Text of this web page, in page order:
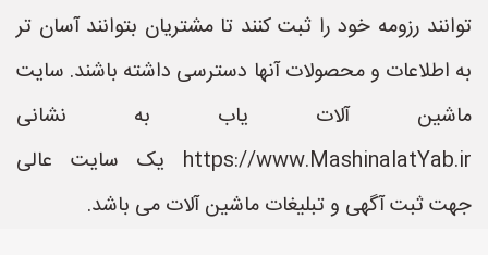
توانند رزومه خود را ثبت کنند تا مشتریان بتوانند آسان تر
به اطلاعات و محصولات آنها دسترسی داشته باشند. سایت
ماشین آلات یاب به نشانی
https://www.MashinalatYab.ir یک سایت عالی
جهت ثبت آگهی و تبلیغات ماشین آلات می باشد.